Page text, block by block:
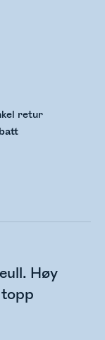
retur
Høy
topp